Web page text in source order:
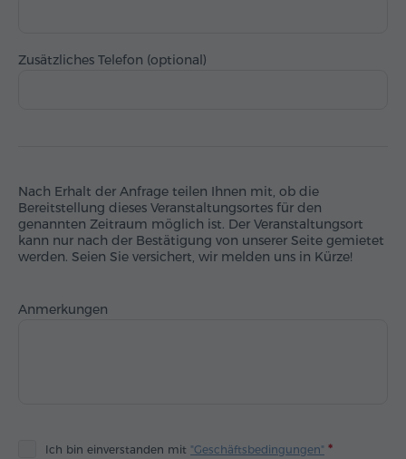
Zusätzliches Telefon (optional)
Nach Erhalt der Anfrage teilen Ihnen mit, ob die
Bereitstellung dieses Veranstaltungsortes für den
genannten Zeitraum möglich ist. Der Veranstaltungsort
kann nur nach der Bestätigung von unserer Seite gemietet
werden. Seien Sie versichert, wir melden uns in Kürze!
Anmerkungen
Ich bin einverstanden mit "Geschäftsbedingungen"